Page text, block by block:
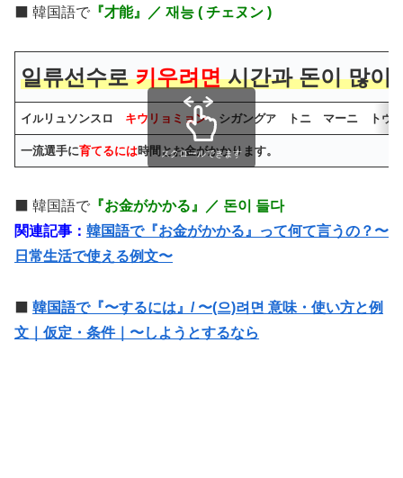
⬛️ 韓国語で 『才能』／ 재능 ( チェヌン )
일류선수로키우려면시간과 돈이 많이
イルリュソンスロ キウリョミョンシガングア トニ マーニ ト ウ
一流選手に育てるには時間とお金がかかります。
スクロールできます
⬛️ 韓国語で 『お金がかかる』／ 돈이 들다
関連記事： 韓国語で『お金がかかる』って何て言うの？〜
日常生活で使える例文〜
韓国語で『〜するには』/ 〜(으)려면 意味・使い方と例
文｜仮定・条件｜〜しようとするなら